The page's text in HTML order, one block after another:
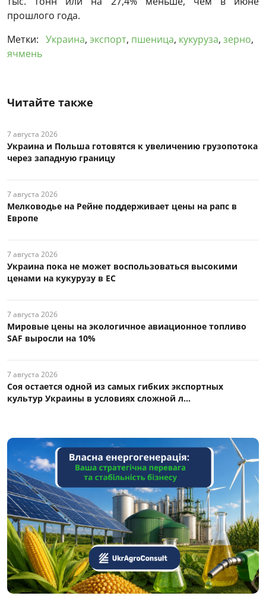
прошлого года.
Метки: Украина, экспорт, пшеница, кукуруза, зерно,
ячмень
Читайте также
7 августа 2026
Украина и Польша готовятся к увеличению грузопотока
через западную границу
7 августа 2026
Мелководье на Рейне поддерживает цены на рапс в
Европе
7 августа 2026
Украина пока не может воспользоваться высокими
ценами на кукурузу в ЕС
7 августа 2026
Мировые цены на экологичное авиационное топливо
SAF выросли на 10%
7 августа 2026
Соя остается одной из самых гибких экспортных
культур Украины в условиях сложной л...